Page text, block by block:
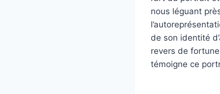
nous léguant
de son identité
revers de
témoigne ce